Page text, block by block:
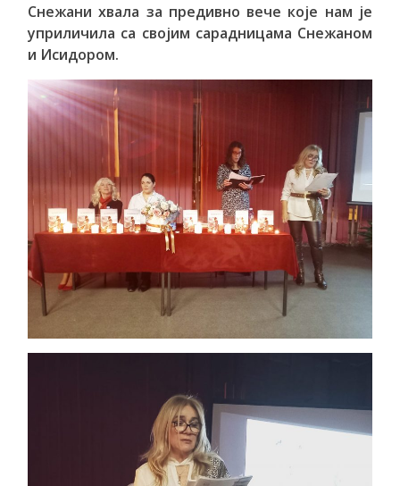
Снежани хвала за предивно вече које нам је
уприличила са својим сарадницама Снежаном
и Исидором.